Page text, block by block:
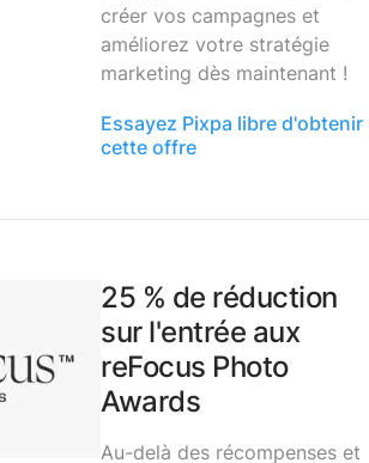
créer vos campagnes et
améliorez votre stratégie
marketing dès maintenant !
Essayez Pixpa libre d'obtenir
cette offre
25 % de réduction
sur l'entrée aux
reFocus Photo
Awards
Au-delà des récompenses et